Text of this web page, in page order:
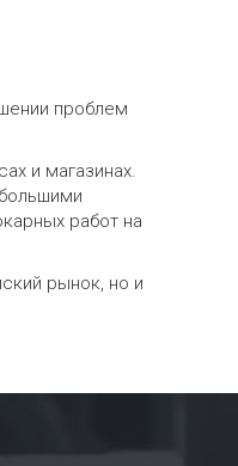
проблем
и магазинах.
работ на
рынок, но и